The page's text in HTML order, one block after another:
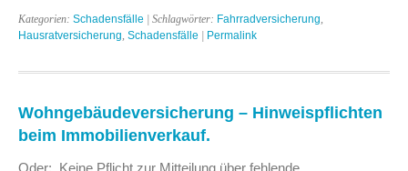
Kategorien: Schadensfälle | Schlagwörter: Fahrradversicherung
Hausratversicherung Schadensfälle | Permalink
Wohngebäudeversicherung – Hinweispflichten
beim Immobilienverkauf.
Oder: Keine Pflicht zur Mitteilung über fehlende